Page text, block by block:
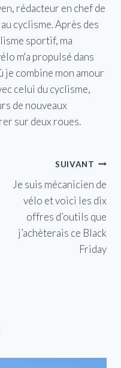
rédacteur en chef de
cyclisme. Après des
sportif, ma
m'a propulsé dans
je combine mon amour
celui du cyclisme,
de nouveaux
sur deux roues.
SUIVANT
Je suis mécanicien de
vélo et voici les dix
offres d’outils que
j’achèterais ce Black
Friday